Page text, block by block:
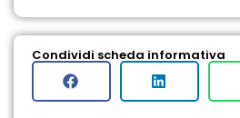
Condividi scheda informativa